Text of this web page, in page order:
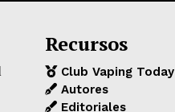
Recursos
Club Vaping Today
Autores
Editoriales